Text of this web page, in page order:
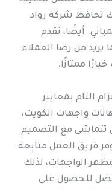
تحافظ شركة رواد
أيضًا، تقدم
يزيد من رضا العملاء
ممتازًا.
التام بمعايير
واجهات الكويت،
تتماشى مع التصميم
فريق العمل متابعة
الواجهات، لذلك
للحصول على